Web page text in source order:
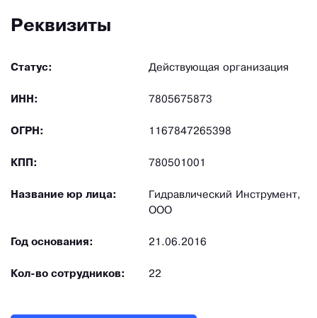
Реквизиты
Статус: Действующая организация
ИНН: 7805675873
ОГРН: 1167847265398
КПП: 780501001
Название юр лица:
Гидравлический Инструмент,
ООО
Год основания: 21.06.2016
Кол-во сотрудников: 22